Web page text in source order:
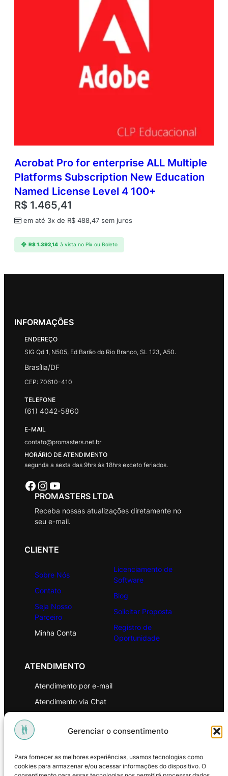
Gerenciar o consentimento
Para fornecer as melhores experiências, usamos tecnologias como
cookies para armazenar e/ou acessar informações do dispositivo. O
Acrobat Pro for enterprise ALL Multiple
Platforms Subscription New Education
Named License Level 4 100+
R$ 1.465,41
em até 3x de R$ 488,47 sem juros
R$1.392,14 à vista no Pix ou Boleto
INFORMAÇÕES
ENDEREÇO
SIG Qd 1, N505, Ed Barão do Rio Branco, SL 123, A50.
Brasília/DF
CEP: 70610-410
TELEFONE
(61) 4042-5860
E-MAIL
contato@promasters.net.br
HORÁRIO DE ATENDIMENTO
segunda a sexta das 9hrs às 18hrs exceto feriados.
Facebook Instagram Youtube
PROMASTERS LTDA
Receba nossas atualizações diretamente no
seu e-mail.
CLIENTE
Sobre Nós
Contato
Seja Nosso
Parceiro
Minha Conta
Licenciamento de
Software
Blog
Solicitar Proposta
Registro de
Oportunidade
ATENDIMENTO
Atendimento por e-mail
Atendimento via Chat
Política de Privacidade